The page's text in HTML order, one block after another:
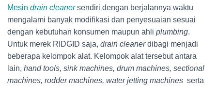
Mesin drain cleanersendiri dengan berjalannya waktu
mengalami banyak modifikasi dan penyesuaian sesuai
dengan kebutuhan konsumen maupun ahli plumbing.
Untuk merek RIDGID saja, drain cleanerdibagi menjadi
beberapa kelompok alat. Kelompok alat tersebut antara
lain, hand tools, sink machines, drum machines, sectional
machines, rodder machines, water jetting machines serta